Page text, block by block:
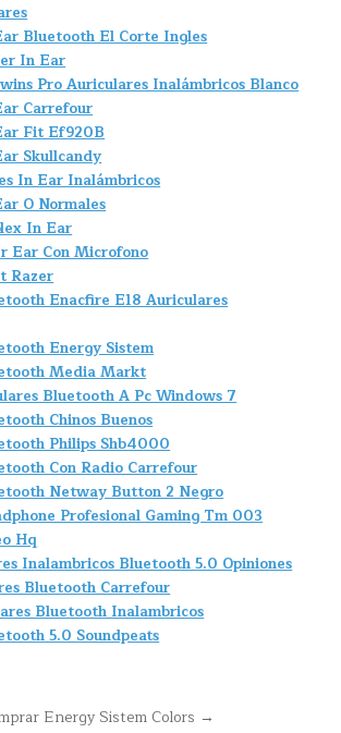
Bluetooth El Corte Ingles
In Ear
Pro Auriculares Inalámbricos Blanco
Carrefour
Fit Ef920B
Skullcandy
In Ear Inalámbricos
O Normales
In Ear
Ear Con Microfono
Razer
Enacfire E18 Auriculares
Energy Sistem
Media Markt
Bluetooth A Pc Windows 7
Chinos Buenos
Philips Shb4000
Con Radio Carrefour
Netway Button 2 Negro
Profesional Gaming Tm 003
Hq
Inalambricos Bluetooth 5.0 Opiniones
Bluetooth Carrefour
Bluetooth Inalambricos
5.0 Soundpeats
Energy Sistem Colors →